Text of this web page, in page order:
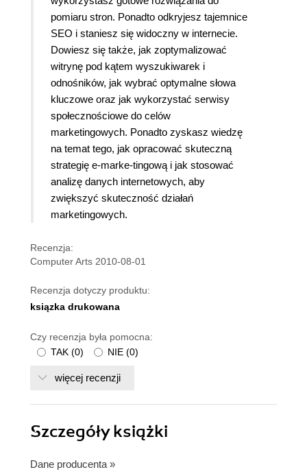
pomiaru stron. Ponadto odkryjesz tajemnice
SEO i staniesz się widoczny w internecie.
Dowiesz się także, jak zoptymalizować
witrynę pod kątem wyszukiwarek i
odnośników, jak wybrać optymalne słowa
kluczowe oraz jak wykorzystać serwisy
społecznościowe do celów
marketingowych. Ponadto zyskasz wiedzę
na temat tego, jak opracować skuteczną
strategię e-marke-tingową i jak stosować
analizę danych internetowych, aby
zwiększyć skuteczność działań
marketingowych.
Recenzja:
Computer Arts 2010-08-01
Recenzja dotyczy produktu:
ksiązka drukowana
Czy recenzja była pomocna:
TAK (0) NIE (0)
więcej recenzji
Szczegółyksiążki
Dane producenta »